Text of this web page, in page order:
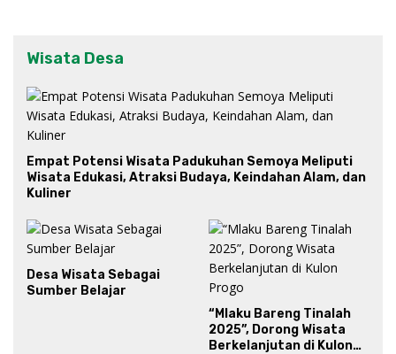
Wisata Desa
Empat Potensi Wisata Padukuhan Semoya Meliputi
Wisata Edukasi, Atraksi Budaya, Keindahan Alam, dan
Kuliner
Desa Wisata Sebagai
Sumber Belajar
“Mlaku Bareng Tinalah
2025”, Dorong Wisata
Berkelanjutan di Kulon